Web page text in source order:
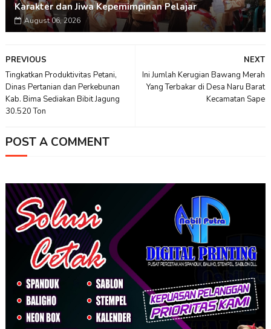
Karakter dan Jiwa Kepemimpinan Pelajar
August 06, 2026
NEXT
Ini Jumlah Kerugian Bawang Merah
Yang Terbakar di Desa Naru Barat
Kecamatan Sape
PREVIOUS
Tingkatkan Produktivitas Petani,
Dinas Pertanian dan Perkebunan
Kab. Bima Sediakan Bibit Jagung
30.520 Ton
POST A COMMENT